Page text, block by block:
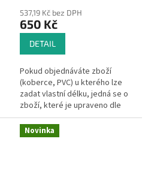
537,19 Kč bez DPH
650 Kč
DETAIL
Pokud objednáváte zboží
(koberce, PVC) u kterého lze
zadat vlastní délku, jedná se o
zboží, které je upraveno dle
Vašeho přání.Pak se dle §1837
písm. d) občanského...
Novinka